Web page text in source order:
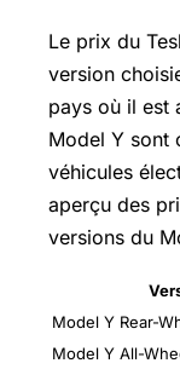
Le prix du
version
pays où il est
Model Y sont
véhicules
aperçu des
versions du
Model Y Rear-
Model Y All-